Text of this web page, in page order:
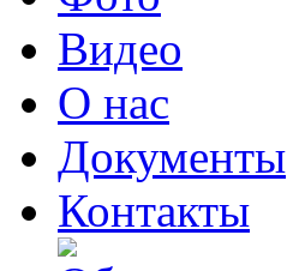
Видео
О нас
Документы
Контакты